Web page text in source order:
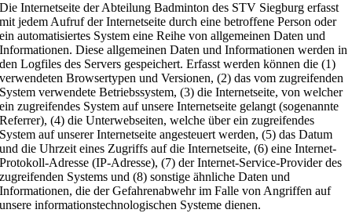
Die Internetseite der Abteilung Badminton des STV Siegburg erfasst
mit jedem Aufruf der Internetseite durch eine betroffene Person oder
ein automatisiertes System eine Reihe von allgemeinen Daten und
Informationen. Diese allgemeinen Daten und Informationen werden in
den Logfiles des Servers gespeichert. Erfasst werden können die (1)
verwendeten Browsertypen und Versionen, (2) das vom zugreifenden
System verwendete Betriebssystem, (3) die Internetseite, von welcher
ein zugreifendes System auf unsere Internetseite gelangt (sogenannte
Referrer), (4) die Unterwebseiten, welche über ein zugreifendes
System auf unserer Internetseite angesteuert werden, (5) das Datum
und die Uhrzeit eines Zugriffs auf die Internetseite, (6) eine Internet-
Protokoll-Adresse (IP-Adresse), (7) der Internet-Service-Provider des
zugreifenden Systems und (8) sonstige ähnliche Daten und
Informationen, die der Gefahrenabwehr im Falle von Angriffen auf
unsere informationstechnologischen Systeme dienen.